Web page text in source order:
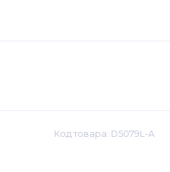
Код товара: D5079L-A